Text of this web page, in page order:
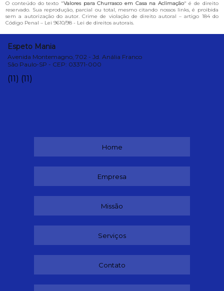
O conteúdo do texto "Valores para Churrasco em Casa na Aclimação" é de direito
reservado. Sua reprodução, parcial ou total, mesmo citando nossos links, é proibida
sem a autorização do autor. Crime de violação de direito autoral – artigo 184 do
Código Penal – Lei 9610/98 - Lei de direitos autorais.
Espeto Mania
Avenida Montemagno, 702 - Jd. Anália Franco
São Paulo-SP - CEP: 03371-000
(11) (11)
Home
Empresa
Missão
Serviços
Contato